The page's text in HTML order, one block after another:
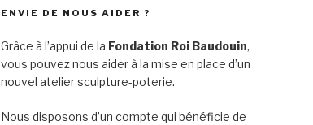
ENVIE DE NOUS AIDER ?
Grâce à l’appui de la Fondation Roi Baudouin,
vous pouvez nous aider à la mise en place d’un
nouvel atelier sculpture-poterie.
Nous disposons d’un compte qui bénéficie de